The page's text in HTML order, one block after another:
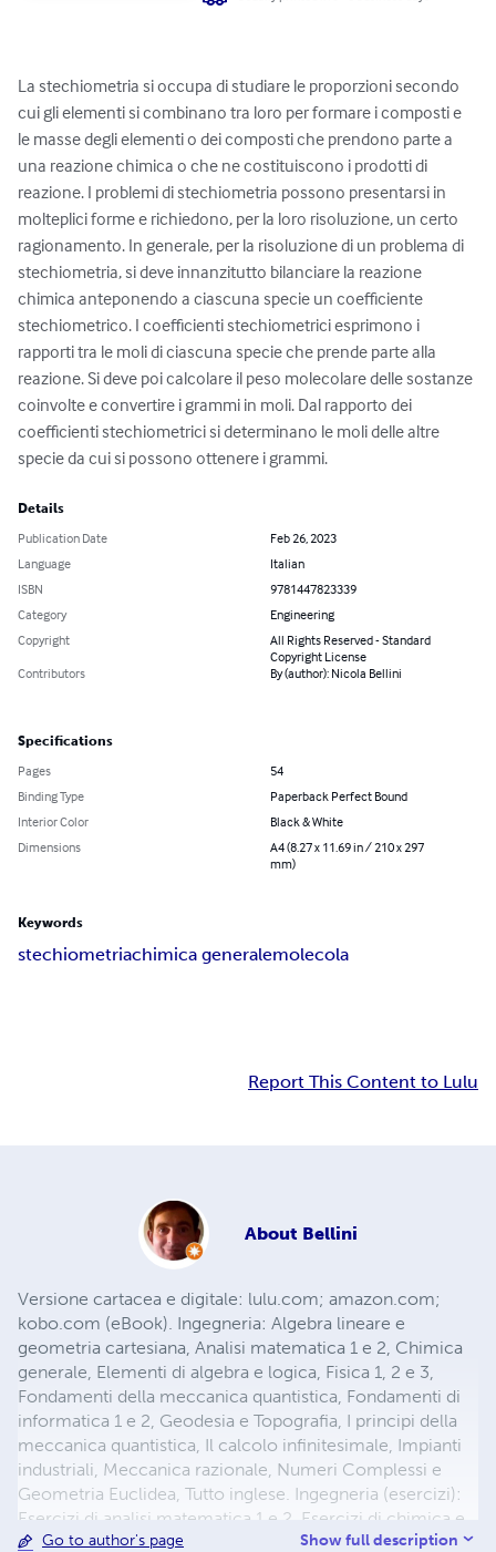
La stechiometria si occupa di studiare le proporzioni secondo
cui gli elementi si combinano tra loro per formare i composti e
le masse degli elementi o dei composti che prendono parte a
una reazione chimica o che ne costituiscono i prodotti di
reazione. I problemi di stechiometria possono presentarsi in
molteplici forme e richiedono, per la loro risoluzione, un certo
ragionamento. In generale, per la risoluzione di un problema di
stechiometria, si deve innanzitutto bilanciare la reazione
chimica anteponendo a ciascuna specie un coefficiente
stechiometrico. I coefficienti stechiometrici esprimono i
rapporti tra le moli di ciascuna specie che prende parte alla
reazione. Si deve poi calcolare il peso molecolare delle sostanze
coinvolte e convertire i grammi in moli. Dal rapporto dei
coefficienti stechiometrici si determinano le moli delle altre
specie da cui si possono ottenere i grammi.
Details
Publication Date
Feb 26, 2023
Language
Italian
ISBN
9781447823339
Category
Engineering
Copyright
All Rights Reserved - Standard
Copyright License
Contributors
By (author): Nicola Bellini
Specifications
Pages
54
Binding Type
Paperback Perfect Bound
Interior Color
Black & White
Dimensions
A4 (8.27 x 11.69 in / 210 x 297
mm)
Keywords
stechiometriachimica generalemolecola
Report This Content to Lulu
About Bellini
Versione cartacea e digitale: lulu.com; amazon.com;
kobo.com (eBook). Ingegneria: Algebra lineare e
geometria cartesiana, Analisi matematica 1 e 2, Chimica
generale, Elementi di algebra e logica, Fisica 1, 2 e 3,
Fondamenti della meccanica quantistica, Fondamenti di
informatica 1 e 2, Geodesia e Topografia, I principi della
meccanica quantistica, Il calcolo infinitesimale, Impianti
industriali, Meccanica razionale, Numeri Complessi e
Geometria Euclidea, Tutto inglese. Ingegneria (esercizi):
Esercizi di analisi matematica 1 e 2, Esercizi di chimica e
fisica, Esercizi di geometria e algebra lineare. Informatica:
Go to author's page Show full description